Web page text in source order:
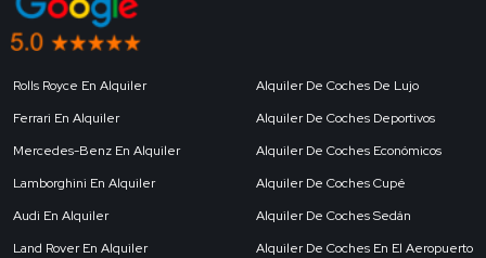
Rolls Royce En Alquiler
Ferrari En Alquiler
Mercedes-Benz En Alquiler
Lamborghini En Alquiler
Audi En Alquiler
Land Rover En Alquiler
Alquiler De Coches De Lujo
Alquiler De Coches Deportivos
Alquiler De Coches Económicos
Alquiler De Coches Cupé
Alquiler De Coches Sedán
Alquiler De Coches En El Aeropuerto